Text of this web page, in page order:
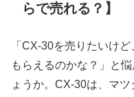
らで売れる？】
「CX-30を売りたいけ
もらえるのかな？」と
ょうか。CX-30は、マ